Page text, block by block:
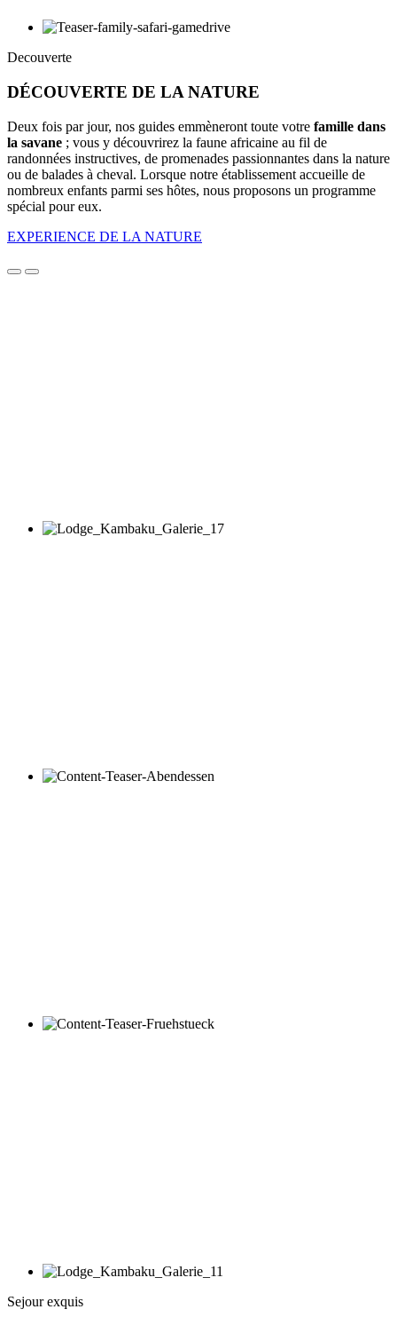
Decouverte
DÉCOUVERTE DE LA NATURE
Deux fois par jour, nos guides emmèneront toute votre famille dans
la savane ; vous y découvrirez la faune africaine au fil de
randonnées instructives, de promenades passionnantes dans la nature
ou de balades à cheval. Lorsque notre établissement accueille de
nombreux enfants parmi ses hôtes, nous proposons un programme
spécial pour eux.
EXPERIENCE DE LA NATURE
Sejour exquis